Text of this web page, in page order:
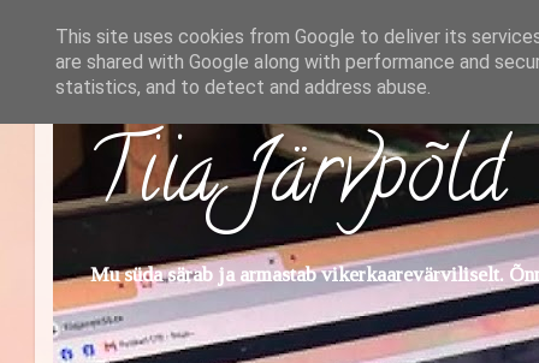
Tiia Järvpõld
Mu süda särab ja armastab vikerkaarevärviliselt.
This site uses cookies from Google to deliver its
are shared with Google along with performance and
statistics, and to detect and address abuse.